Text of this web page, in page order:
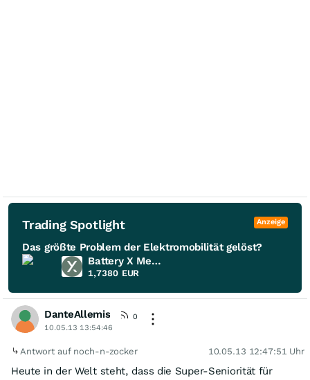
Trading Spotlight Anzeige
Das größte Problem der Elektromobilität gelöst?
Battery X Metals
1,7380 EUR
DanteAllemis
0
10.05.13 13:54:46
Antwort auf noch-n-zocker 10.05.13 12:47:51 Uhr
Heute in der Welt steht, dass die Super-Seniorität für